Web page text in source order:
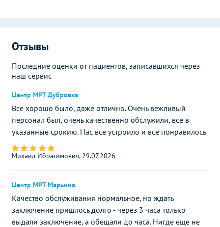
Отзывы
Последние оценки от пациентов, записавшихся через
наш сервис
Центр МРТ Дубровка
Все хорошо было, даже отлично. Очень вежливый
персонал был, очень качественно обслужили, все в
указанные срокию. Нас все устроило и все понравилось
Михаил Ибрагимович, 29.07.2026
Центр МРТ Марьино
Качество обслуживания нормальное, но ждать
заключение пришлось долго - через 3 часа только
выдали заключение, а обещали до часа. Нигде еще не